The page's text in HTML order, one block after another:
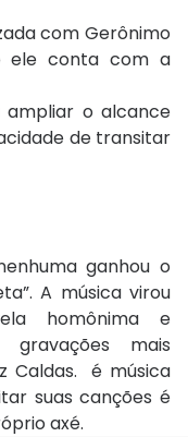
com Gerônimo
ele conta com a
ampliar o alcance
de transitar
ganhou o
A música virou
homônima e
mais
Caldas. é música
suas canções é
axé.